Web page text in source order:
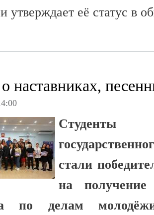
утверждает её статус в
наставниках,
Студенты
стали
на получение
по делам